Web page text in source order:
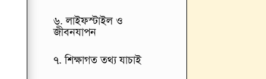
৬. লাইফস্টাইল ও
জীবনযাপন
৭. শিক্ষাগত তথ্য যাচাই